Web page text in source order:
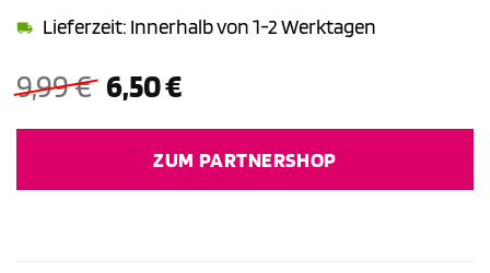
9,99€ Ursprünglicher
war:
9,99 €
6,50€Aktueller
ist:
6,50 €.
Lieferzeit: Innerhalb von 1-2 Werktagen
ZUM PARTNERSHOP